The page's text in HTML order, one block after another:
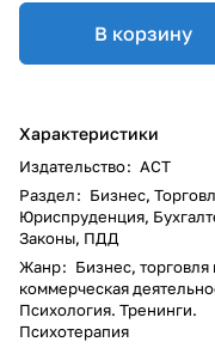
В корзину
Характеристики
Издательство: АСТ
Раздел: Бизнес,
Юриспруденция,
Законы, ПДД
Жанр: Бизнес, торговля
коммерческая
Психология. Тренинги.
Психотерапия